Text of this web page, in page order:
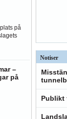
på
–
på
Notiser
Publikt